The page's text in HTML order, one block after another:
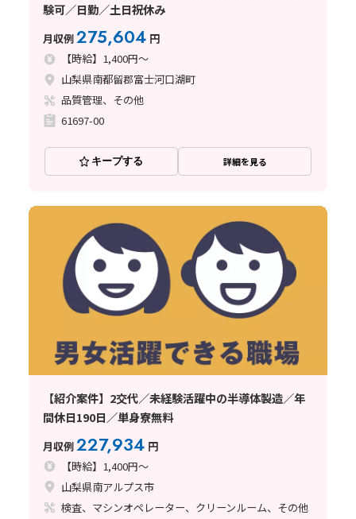
験可／日勤／土日祝休み
月収例275,604 円
【時給】1,400円～
山梨県南都留郡富士河口湖町
品質管理、その他
61697-00
キープする 詳細を見る
【紹介案件】2交代／未経験活躍中の半導体製造／年
間休日190日／単身寮無料
月収例227,934 円
【時給】1,400円～
山梨県南アルプス市
検査、マシンオペレーター、クリーンルーム、その他